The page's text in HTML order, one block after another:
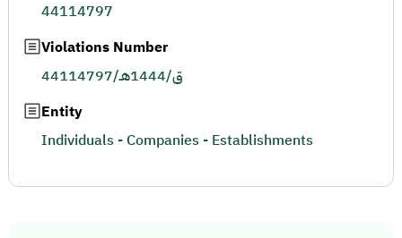
44114797
Violations Number
44114797/ق/1444هـ
Entity
Individuals - Companies - Establishments